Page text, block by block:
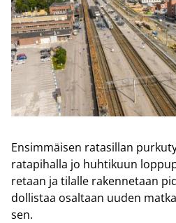
En­sim­mäi­sen ra­ta­sil­lan
ra­ta­pi­hal­la jo huh­ti­kuun
re­taan ja ti­lal­le ra­ken­ne­taan
dol­lis­taa osal­taan uuden
sen.